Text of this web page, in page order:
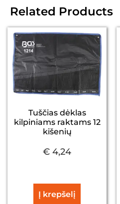
Related Products
Tuščias dėklas
kilpiniams raktams 12
kišenių
€ 4,24
Į krepšelį